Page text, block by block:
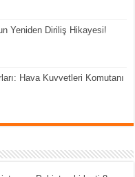
Yeniden Diriliş Hikayesi!
Hava Kuvvetleri Komutanı